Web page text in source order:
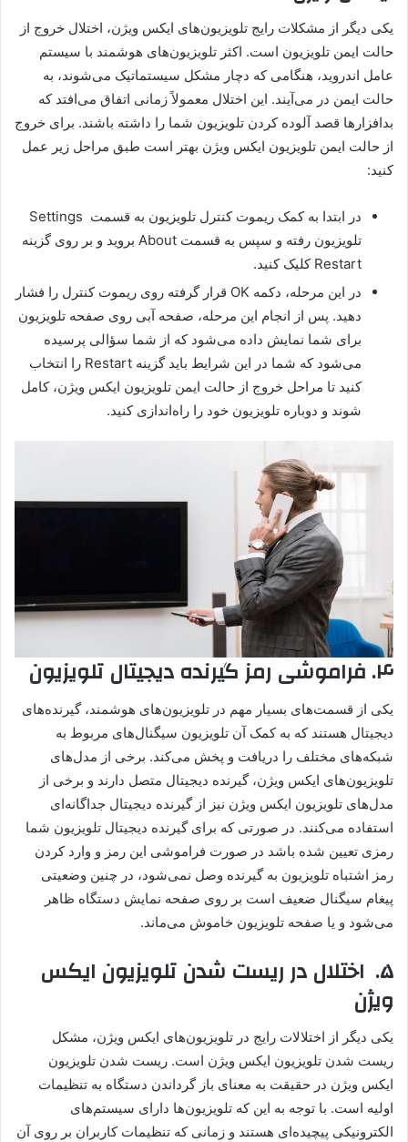
یکی دیگر از مشکلات رایج تلویزیون‌های ایکس ویژن، اختلال خروج از
حالت ایمن تلویزیون است. اکثر تلویزیون‌های هوشمند با سیستم
عامل اندروید، هنگامی که دچار مشکل سیستماتیک می‌شوند، به
حالت ایمن در می‌آیند. این اختلال معمولاً زمانی اتفاق می‌افتد که
بدافزارها قصد آلوده کردن تلویزیون شما را داشته باشند. برای خروج
از حالت ایمن تلویزیون ایکس ویژن بهتر است طبق مراحل زیر عمل
کنید:
در ابتدا به کمک ریموت کنترل تلویزیون به قسمت Settings
تلویزیون رفته و سپس به قسمت About بروید و بر روی گزینه
Restart کلیک کنید.
در این مرحله، دکمه OK قرار گرفته روی ریموت کنترل را فشار
دهید. پس از انجام این مرحله، صفحه آبی روی صفحه تلویزیون
برای شما نمایش داده می‌شود که از شما سؤالی پرسیده
می‌شود که شما در این شرایط باید گزینه Restart را انتخاب
کنید تا مراحل خروج از حالت ایمن تلویزیون ایکس ویژن، کامل
شوند و دوباره تلویزیون خود را راه‌اندازی کنید.
۴.فراموشی رمز گیرنده دیجیتال تلویزیون
یکی از قسمت‌های بسیار مهم در تلویزیون‌های هوشمند، گیرنده‌های
دیجیتال هستند که به کمک آن تلویزیون سیگنال‌های مربوط به
شبکه‌های مختلف را دریافت و پخش می‌کند. برخی از مدل‌های
تلویزیون‌های ایکس ویژن، گیرنده دیجیتال متصل دارند و برخی از
مدل‌های تلویزیون ایکس ویژن نیز از گیرنده دیجیتال جداگانه‌ای
استفاده می‌کنند‌. در صورتی که برای گیرنده دیجیتال تلویزیون شما
رمزی تعیین شده باشد در صورت فراموشی این رمز و وارد کردن
رمز اشتباه تلویزیون به گیرنده وصل نمی‌شود، در چنین وضعیتی
پیغام سیگنال ضعیف است بر روی صفحه نمایش دستگاه ظاهر
می‌شود و یا صفحه تلویزیون خاموش می‌ماند.
۵. اختلال درریست شدن تلویزیون ایکس
ویژن
یکی دیگر از اختلالات رایج در تلویزیون‌های ایکس ویژن، مشکل
ریست شدن تلویزیون ایکس ویژن است. ريست شدن تلويزيون
ایکس ویژن در حقیقت به معنای باز گرداندن دستگاه به تنظيمات
اوليه است. با توجه به این که تلويزيون‌ها دارای سيستم‌های
الکترونیکی پيچيده‌ای هستند و زمانی که تنظيمات کاربران بر روی آن